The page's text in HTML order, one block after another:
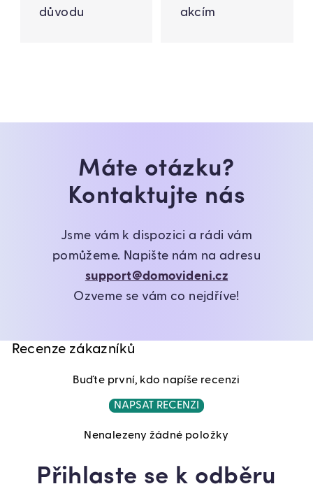
důvodu
akcím
Máte otázku?
Kontaktujte nás
Jsme vám k dispozici a rádi vám
pomůžeme. Napište nám na adresu
support@domovideni.cz
Ozveme se vám co nejdříve!
Recenze zákazníků
Buďte první, kdo napíše recenzi
NAPSAT RECENZI
Nenalezeny žádné položky
Přihlaste se k odběru